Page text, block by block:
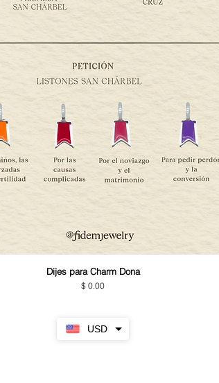
Dijes para Charm Dona
Precio
$ 0.00
USD